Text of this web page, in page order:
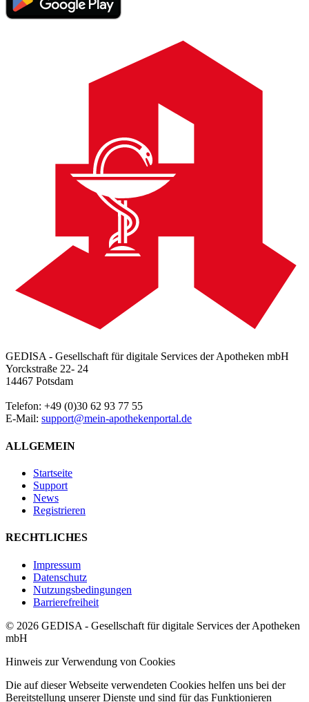
GEDISA - Gesellschaft für digitale Services der Apotheken mbH
Yorckstraße 22- 24
14467 Potsdam
Telefon: +49 (0)30 62 93 77 55
E-Mail: support@mein-apothekenportal.de
ALLGEMEIN
Startseite
Support
News
Registrieren
RECHTLICHES
Impressum
Datenschutz
Nutzungsbedingungen
Barrierefreiheit
© 2026 GEDISA - Gesellschaft für digitale Services der Apotheken
mbH
Hinweis zur Verwendung von Cookies
Die auf dieser Webseite verwendeten Cookies helfen uns bei der
Bereitstellung unserer Dienste und sind für das Funktionieren